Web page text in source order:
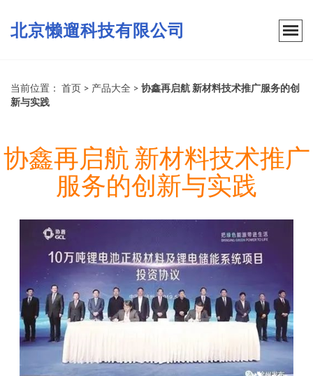
北京懒遛科技有限公司
当前位置： 首页 > 产品大全 > 协鑫再启航 新材料技术推广服务的创
新与实践
协鑫再启航 新材料技术推广
服务的创新与实践